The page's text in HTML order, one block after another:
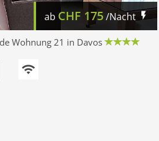
ab CHF 175/Nacht
Wohnung 21 in Davos